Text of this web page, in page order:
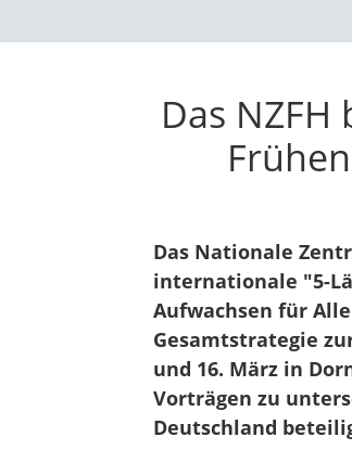
Das
Das Nationale
internationale "5-
Aufwachsen für
Gesamtstrategie
und 16. März in
Vorträgen zu
Deutschland